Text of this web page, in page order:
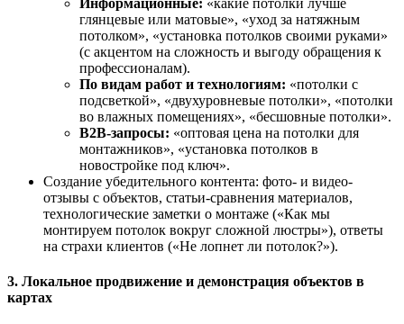
Информационные: «какие потолки лучше
глянцевые или матовые», «уход за натяжным
потолком», «установка потолков своими руками»
(с акцентом на сложность и выгоду обращения к
профессионалам).
По видам работ и технологиям: «потолки с
подсветкой», «двухуровневые потолки», «потолки
во влажных помещениях», «бесшовные потолки».
B2B-запросы: «оптовая цена на потолки для
монтажников», «установка потолков в
новостройке под ключ».
Создание убедительного контента: фото- и видео-
отзывы с объектов, статьи-сравнения материалов,
технологические заметки о монтаже («Как мы
монтируем потолок вокруг сложной люстры»), ответы
на страхи клиентов («Не лопнет ли потолок?»).
3. Локальное продвижение и демонстрация объектов в
картах